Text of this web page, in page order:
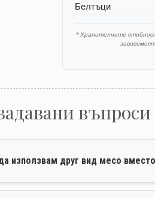
Белтъци
* Хранителните
въпроси
използвам друг вид месо